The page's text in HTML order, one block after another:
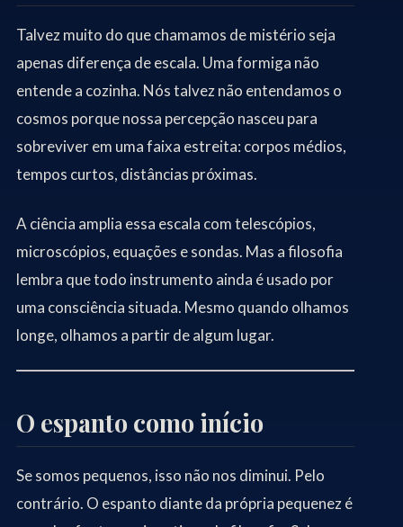
Talvez muito do que chamamos de mistério seja
apenas diferença de escala. Uma formiga não
entende a cozinha. Nós talvez não entendamos o
cosmos porque nossa percepção nasceu para
sobreviver em uma faixa estreita: corpos médios,
tempos curtos, distâncias próximas.
A ciência amplia essa escala com telescópios,
microscópios, equações e sondas. Mas a filosofia
lembra que todo instrumento ainda é usado por
uma consciência situada. Mesmo quando olhamos
longe, olhamos a partir de algum lugar.
O espanto como início
Se somos pequenos, isso não nos diminui. Pelo
contrário. O espanto diante da própria pequenez é